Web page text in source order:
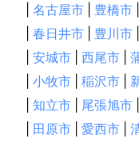
名古屋市 豊橋市
春日井市 豊川市
安城市 西尾市
小牧市 稲沢市
知立市 尾張旭市
田原市 愛西市